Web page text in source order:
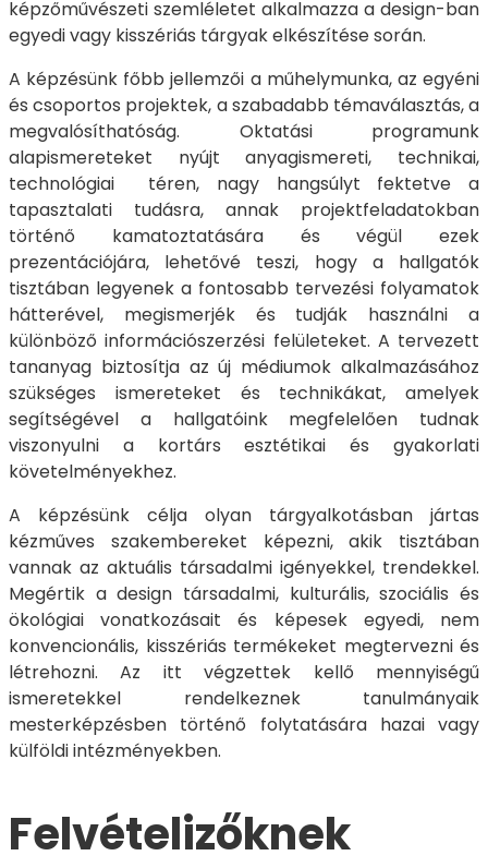
képzőművészeti szemléletet alkalmazza a design-ban
egyedi vagy kisszériás tárgyak elkészítése során.
A képzésünk főbb jellemzői a műhelymunka, az egyéni
és csoportos projektek, a szabadabb témaválasztás, a
megvalósíthatóság. Oktatási programunk
alapismereteket nyújt anyagismereti, technikai,
technológiai téren, nagy hangsúlyt fektetve a
tapasztalati tudásra, annak projektfeladatokban
történő kamatoztatására és végül ezek
prezentációjára, lehetővé teszi, hogy a hallgatók
tisztában legyenek a fontosabb tervezési folyamatok
hátterével, megismerjék és tudják használni a
különböző információszerzési felületeket. A tervezett
tananyag biztosítja az új médiumok alkalmazásához
szükséges ismereteket és technikákat, amelyek
segítségével a hallgatóink megfelelően tudnak
viszonyulni a kortárs esztétikai és gyakorlati
követelményekhez.
A képzésünk célja olyan tárgyalkotásban jártas
kézműves szakembereket képezni, akik tisztában
vannak az aktuális társadalmi igényekkel, trendekkel.
Megértik a design társadalmi, kulturális, szociális és
ökológiai vonatkozásait és képesek egyedi, nem
konvencionális, kisszériás termékeket megtervezni és
létrehozni. Az itt végzettek kellő mennyiségű
ismeretekkel rendelkeznek tanulmányaik
mesterképzésben történő folytatására hazai vagy
külföldi intézményekben.
Felvételizőknek